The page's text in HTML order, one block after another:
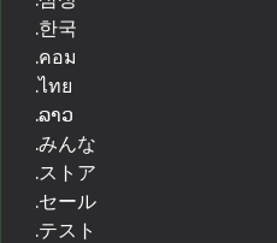
.한국
.คอม
.ไทย
.ລາວ
.みんな
.ストア
.セール
.テスト